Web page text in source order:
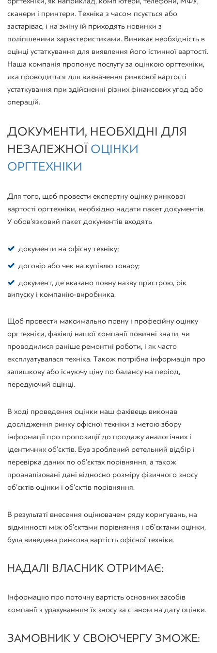
сканери і принтери. Техніка з часом псується або
застаріває, і на зміну їй приходять новинки з
поліпшеними характеристиками. Виникає необхідність в
оцінці устаткування для виявлення його істинної вартості.
Наша компанія пропонує послугу за оцінкою оргтехніки,
яка проводиться для визначення ринкової вартості
устаткування при здійсненні різних фінансових угод або
операцій.
ДОКУМЕНТИ, НЕОБХІДНІ ДЛЯ
НЕЗАЛЕЖНОЇ ОЦІНКИ
ОРГТЕХНІКИ
Для того, щоб провести експертну оцінку ринкової
вартості оргтехніки, необхідно надати пакет документів.
У обов’язковий пакет документів входять
документи на офісну техніку;
договір або чек на купівлю товару;
документ, де вказано повну назву пристрою, рік
випуску і компанію-виробника.
Щоб провести максимально повну і професійну оцінку
оргтехніки, фахівці нашої компанії повинні знати, чи
проводилися раніше ремонтні роботи, і як часто
експлуатувалася техніка. Також потрібна інформація про
залишкову або існуючу ціну по балансу на період,
передуючий оцінці.
В ході проведення оцінки наш фахівець виконав
дослідження ринку офісної техніки з метою збору
інформації про пропозиції до продажу аналогічних і
ідентичних об’єктів. Був зроблений ретельний відбір і
перевірка даних по об’єктах порівняння, а також
проаналізовані дані відносно розміру фізичного зносу
об’єктів оцінки і об’єктів порівняння.
В результаті внесення оцінювачем ряду коригувань, на
відмінності між об’єктами порівняння і об’єктами оцінки,
була виведена ринкова вартість офісної техніки.
НАДАЛІ ВЛАСНИК ОТРИМАЄ:
Інформацію про поточну вартість основних засобів
компанії з урахуванням їх зносу за станом на дату оцінки.
ЗАМОВНИК У СВОЮ ЧЕРГУ ЗМОЖЕ: